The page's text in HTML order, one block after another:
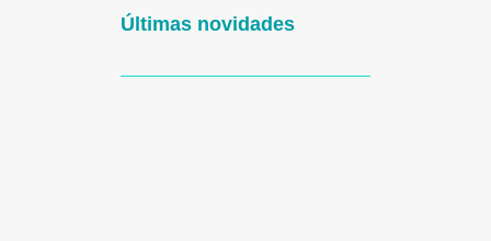
Últimas novidades